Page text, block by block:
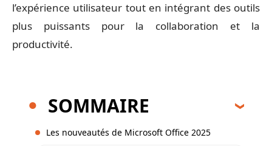
l’expérience utilisateur tout en intégrant des outils
plus puissants pour la collaboration et la
productivité.
SOMMAIRE
Les nouveautés de Microsoft Office 2025